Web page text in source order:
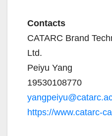
Contacts
CATARC Brand
Ltd.
Peiyu Yang
19530108770
https://www.catarc-